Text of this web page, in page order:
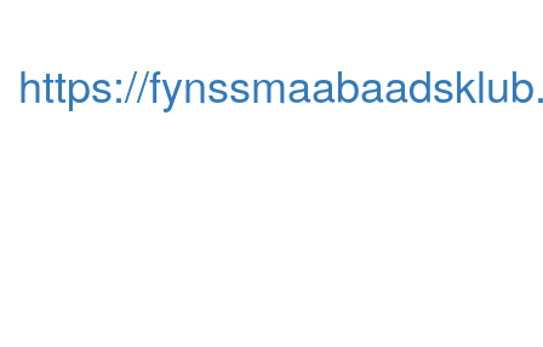
https://